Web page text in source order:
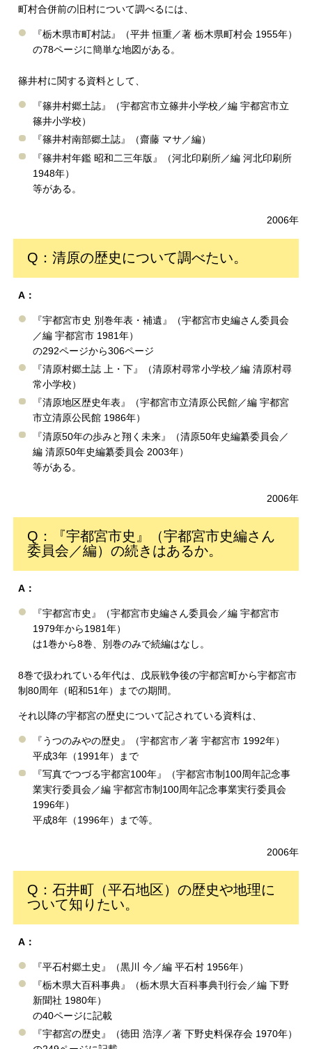
町村合併前の旧村について調べるには、
『栃木県市町村誌』（平井 恒重／著 栃木県町村会 1955年）
の78ページに簡単な地図がある。
篠井村に関する資料として、
『篠井村郷土誌』（宇都宮市立篠井小学校／編 宇都宮市立
篠井小学校）
『篠井村南部郷土誌』（齋藤 マサ／編）
『篠井村年鑑 昭和二三年版』（河北印刷所／編 河北印刷所
1948年）
等がある。
2006年
Q：清原の歴史について調べたい。
A：
『宇都宮市史 別巻年表・補遺』（宇都宮市史編さん委員会
／編 宇都宮市 1981年）
の292ページから306ページ
『清原村郷土誌 上・下』（清原村尋常小学校／編 清原村尋
常小学校）
『清原地区歴史年表』（宇都宮市立清原公民館／編 宇都宮
市立清原公民館 1986年）
『清原50年の歩みと翔く未来』（清原50年史編纂委員会／
編 清原50年史編纂委員会 2003年）
等がある。
2006年
Q：『宇都宮市史』（宇都宮市史編さん
委員会／編）の続きはあるか。
A：
『宇都宮市史』（宇都宮市史編さん委員会／編 宇都宮市
1979年から1981年）
は1巻から8巻、別巻のみで続編はなし。
8巻で扱われている年代は、戊辰戦争後の宇都宮町から宇都宮市
制80周年（昭和51年）までの期間。
それ以降の宇都宮の歴史について記されている資料は、
『うつのみやの歴史』（宇都宮市／著 宇都宮市 1992年）
平成3年（1991年）まで
『写真でつづる宇都宮100年』（宇都宮市制100周年記念事
業実行委員会／編 宇都宮市制100周年記念事業実行委員会
1996年）
平成8年（1996年）まで等。
2006年
Q：石井町（平石地区）の歴史や地理に
ついて知りたい。
A：
『平石村郷土史』（黒川 今／編 平石村 1956年）
『栃木県大百科事典』（栃木県大百科事典刊行会／編 下野
新聞社 1980年）
の40ページに記載
『宇都宮の歴史』（徳田 浩淳／著 下野史料保存会 1970年）